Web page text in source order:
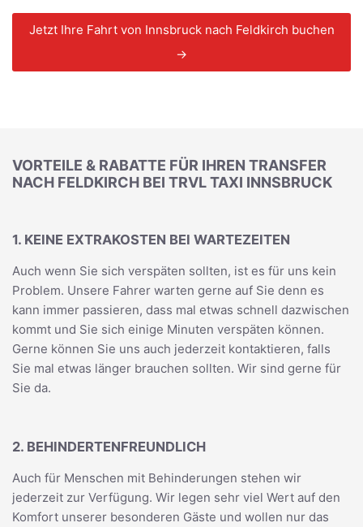
Jetzt Ihre Fahrt von Innsbruck nach Feldkirch buchen
→
VORTEILE & RABATTE FÜR IHREN TRANSFER
NACH FELDKIRCH BEI TRVL TAXI INNSBRUCK
1. KEINE EXTRAKOSTEN BEI WARTEZEITEN
Auch wenn Sie sich verspäten sollten, ist es für uns kein
Problem. Unsere Fahrer warten gerne auf Sie denn es
kann immer passieren, dass mal etwas schnell dazwischen
kommt und Sie sich einige Minuten verspäten können.
Gerne können Sie uns auch jederzeit kontaktieren, falls
Sie mal etwas länger brauchen sollten. Wir sind gerne für
Sie da.
2. BEHINDERTENFREUNDLICH
Auch für Menschen mit Behinderungen stehen wir
jederzeit zur Verfügung. Wir legen sehr viel Wert auf den
Komfort unserer besonderen Gäste und wollen nur das